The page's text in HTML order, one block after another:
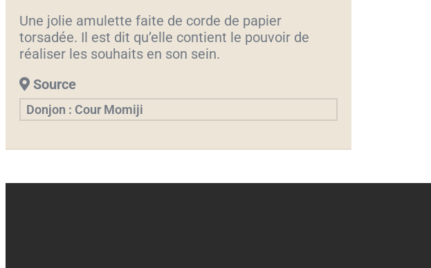
Une jolie amulette faite de corde de papier
torsadée. Il est dit qu’elle contient le pouvoir de
réaliser les souhaits en son sein.
Source
Donjon : Cour Momiji